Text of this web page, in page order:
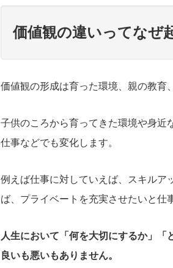
価値観の違いってなぜ
価値観の形成は育った環境、親の教育
子供のころから育ってきた環境や身近
仕事などでも変化します。
例えば仕事に対していえば、スキルア
ば、プライベートを充実させたいと仕
人生において「何を大切にするか」「
良いも悪いもありません。